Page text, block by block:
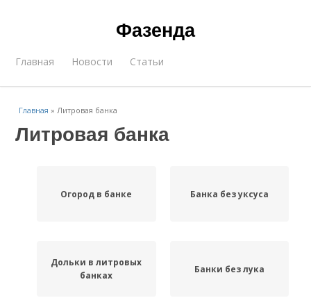
Фазенда
Главная Новости Статьи
Главная »Литровая банка
Литровая банка
Огород в банке Банка без уксуса
Дольки в литровых
банках
Банки без лука